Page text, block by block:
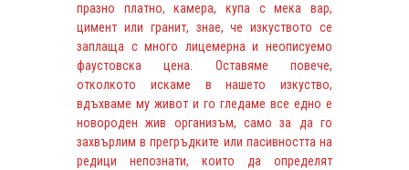
празно платно, камера, купа с мека вар,
цимент или гранит, знае, че изкуството се
заплаща с много лицемерна и неописуемо
фаустовска цена. Оставяме повече,
отколкото искаме в нашето изкуство,
вдъхваме му живот и го гледаме все едно е
новороден жив организъм, само за да го
захвърлим в прегръдките или пасивността на
редици непознати, които да определят